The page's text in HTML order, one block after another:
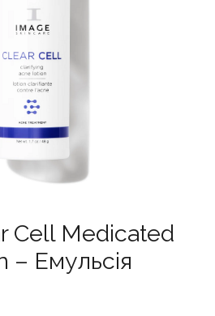
Cell Medicated
– Емульсія